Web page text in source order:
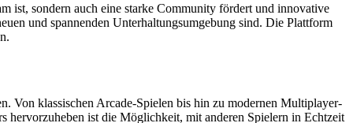
ist, sondern auch eine starke Community fördert und innovative
und spannenden Unterhaltungsumgebung sind. Die Plattform
Von klassischen Arcade-Spielen bis hin zu modernen Multiplayer-
hervorzuheben ist die Möglichkeit, mit anderen Spielern in Echtzeit